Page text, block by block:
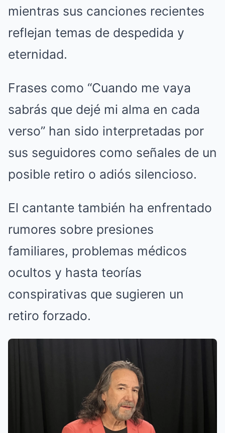
mientras sus canciones recientes
reflejan temas de despedida y
eternidad.
Frases como “Cuando me vaya
sabrás que dejé mi alma en cada
verso” han sido interpretadas por
sus seguidores como señales de un
posible retiro o adiós silencioso.
El cantante también ha enfrentado
rumores sobre presiones
familiares, problemas médicos
ocultos y hasta teorías
conspirativas que sugieren un
retiro forzado.